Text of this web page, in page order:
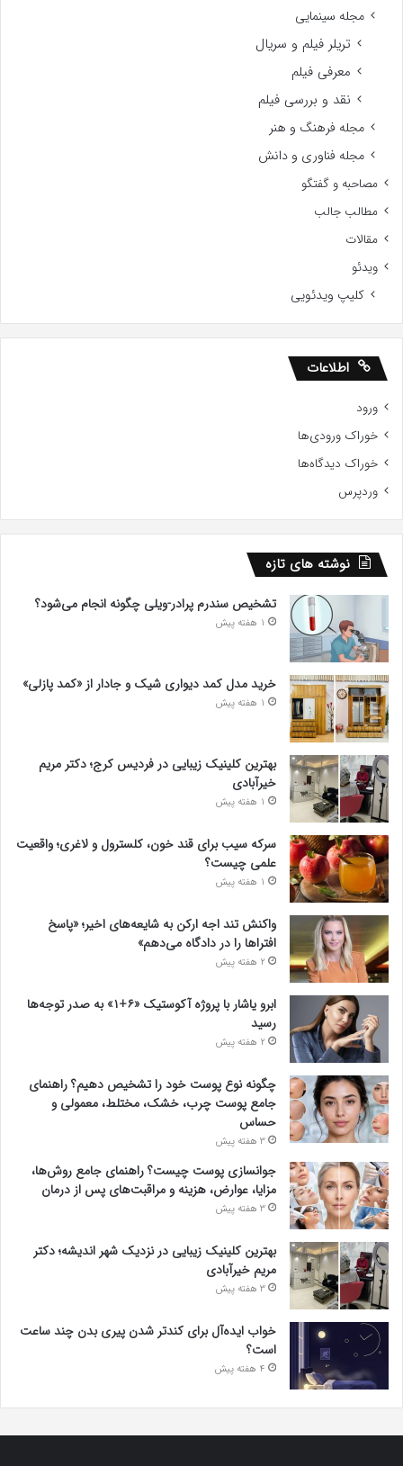
مجله سینمایی
تریلر فیلم و سریال
معرفی فیلم
نقد و بررسی فیلم
مجله فرهنگ و هنر
مجله فناوری و دانش
مصاحبه و گفتگو
مطالب جالب
مقالات
ویدئو
کلیپ ویدئویی
اطلاعات
ورود
خوراک ورودی‌ها
خوراک دیدگاه‌ها
وردپرس
نوشته های تازه
تشخیص سندرم پرادر-ویلی چگونه انجام می‌شود؟
1 هفته پیش
خرید مدل کمد دیواری شیک و جادار از «کمد پازلی»
1 هفته پیش
بهترین کلینیک زیبایی در فردیس کرج؛ دکتر مریم
خیرآبادی
1 هفته پیش
سرکه سیب برای قند خون، کلسترول و لاغری؛ واقعیت
علمی چیست؟
1 هفته پیش
واکنش تند اجه ارکن به شایعه‌های اخیر؛ «پاسخ
افتراها را در دادگاه می‌دهم»
2 هفته پیش
ابرو یاشار با پروژه آکوستیک «۶+۱» به صدر توجه‌ها
رسید
2 هفته پیش
چگونه نوع پوست خود را تشخیص دهیم؟ راهنمای
جامع پوست چرب، خشک، مختلط، معمولی و
حساس
3 هفته پیش
جوانسازی پوست چیست؟ راهنمای جامع روش‌ها،
مزایا، عوارض، هزینه و مراقبت‌های پس از درمان
3 هفته پیش
بهترین کلینیک زیبایی در نزدیک شهر اندیشه؛ دکتر
مریم خیرآبادی
3 هفته پیش
خواب ایده‌آل برای کندتر شدن پیری بدن چند ساعت
است؟
4 هفته پیش